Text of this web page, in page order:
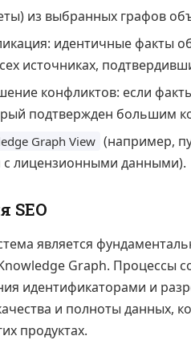
из выбранных графов
идентичные факты
источниках,
конфликтов: если
подтвержден большим
Graph View (например,
с лицензионными данными).
SEO
является
Graph. Процессы
идентификаторами и
и полноты данных,
продуктах.